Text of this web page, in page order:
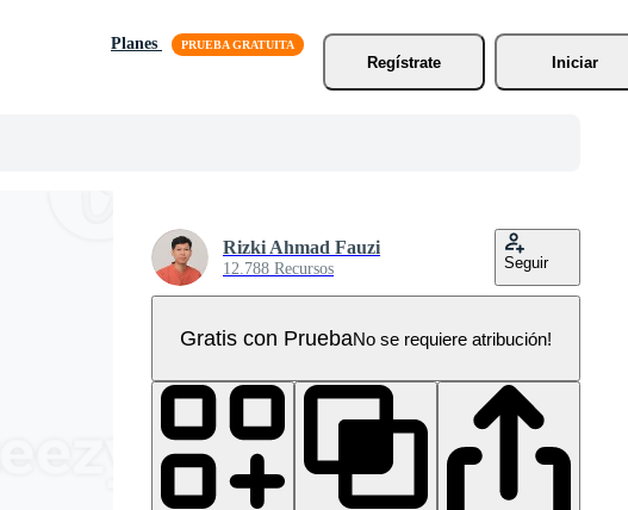
Planes
Regístrate
Iniciar
Rizki Ahmad Fauzi
12.788 Recursos Seguir
Gratis con PruebaNo se requiere atribución!